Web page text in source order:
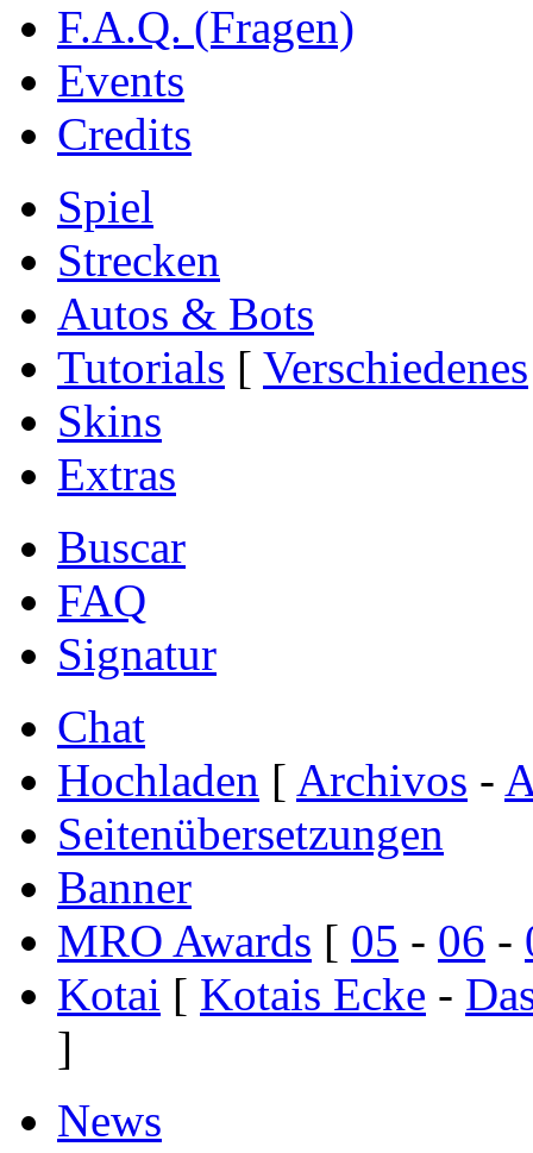
F.A.Q. (Fragen)
Events
Credits
Spiel
Strecken
Autos & Bots
Tutorials [ Verschiedenes
Skins
Extras
Buscar
FAQ
Signatur
Chat
Hochladen [ Archivos -
Seitenübersetzungen
Banner
MRO Awards [ 05 - 06 -
Kotai [ Kotais Ecke -
]
News